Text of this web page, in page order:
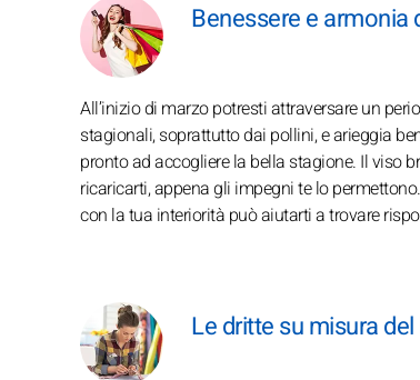
Benessere e armonia
All’inizio di marzo potresti attraversare un
stagionali, soprattutto dai pollini, e arieggia
pronto ad accogliere la bella stagione. Il viso
ricaricarti, appena gli impegni te lo
con la tua interiorità può aiutarti a trovare
Le dritte su misura